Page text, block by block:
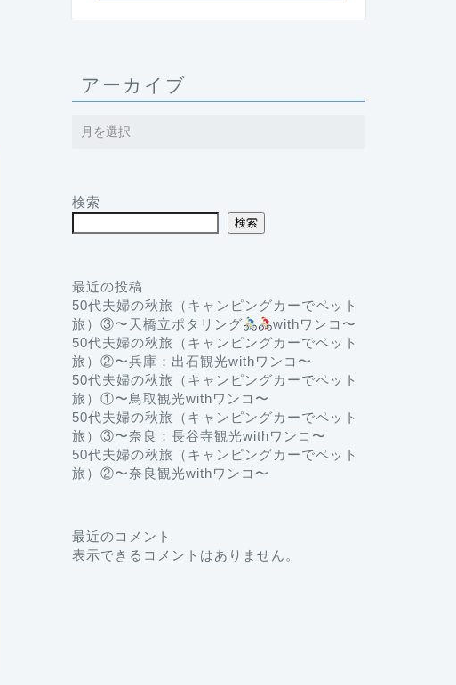
アーカイブ
検索
検索
最近の投稿
50代夫婦の秋旅（キャンピングカーでペット
旅）③〜天橋立ポタリング
withワンコ〜
50代夫婦の秋旅（キャンピングカーでペット
旅）②〜兵庫：出石観光withワンコ〜
50代夫婦の秋旅（キャンピングカーでペット
旅）①〜鳥取観光withワンコ〜
50代夫婦の秋旅（キャンピングカーでペット
旅）③〜奈良：長谷寺観光withワンコ〜
50代夫婦の秋旅（キャンピングカーでペット
旅）②〜奈良観光withワンコ〜
最近のコメント
表示できるコメントはありません。